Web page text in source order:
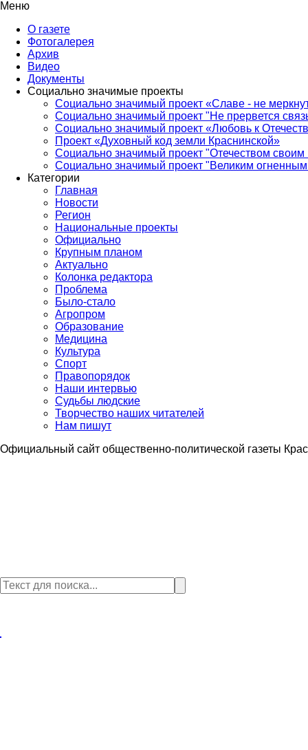
Меню
О газете
Фотогалерея
Архив
Видео
Документы
Социально значимые проекты
Социально значимый проект «Славе - не
Социально значимый проект "Не прервется
Социально значимый проект «Любовь к
Проект «Духовный код земли Краснинской»
Социально значимый проект "Отечеством своим
Социально значимый проект "Великим
Категории
Главная
Новости
Регион
Национальные проекты
Официально
Крупным планом
Актуально
Колонка редактора
Проблема
Было-стало
Агропром
Образование
Медицина
Культура
Спорт
Правопорядок
Наши интервью
Судьбы людские
Творчество наших читателей
Нам пишут
Официальный сайт общественно-политической газеты